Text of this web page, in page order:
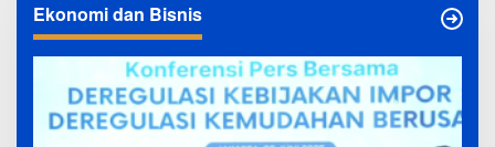
Ekonomi dan Bisnis